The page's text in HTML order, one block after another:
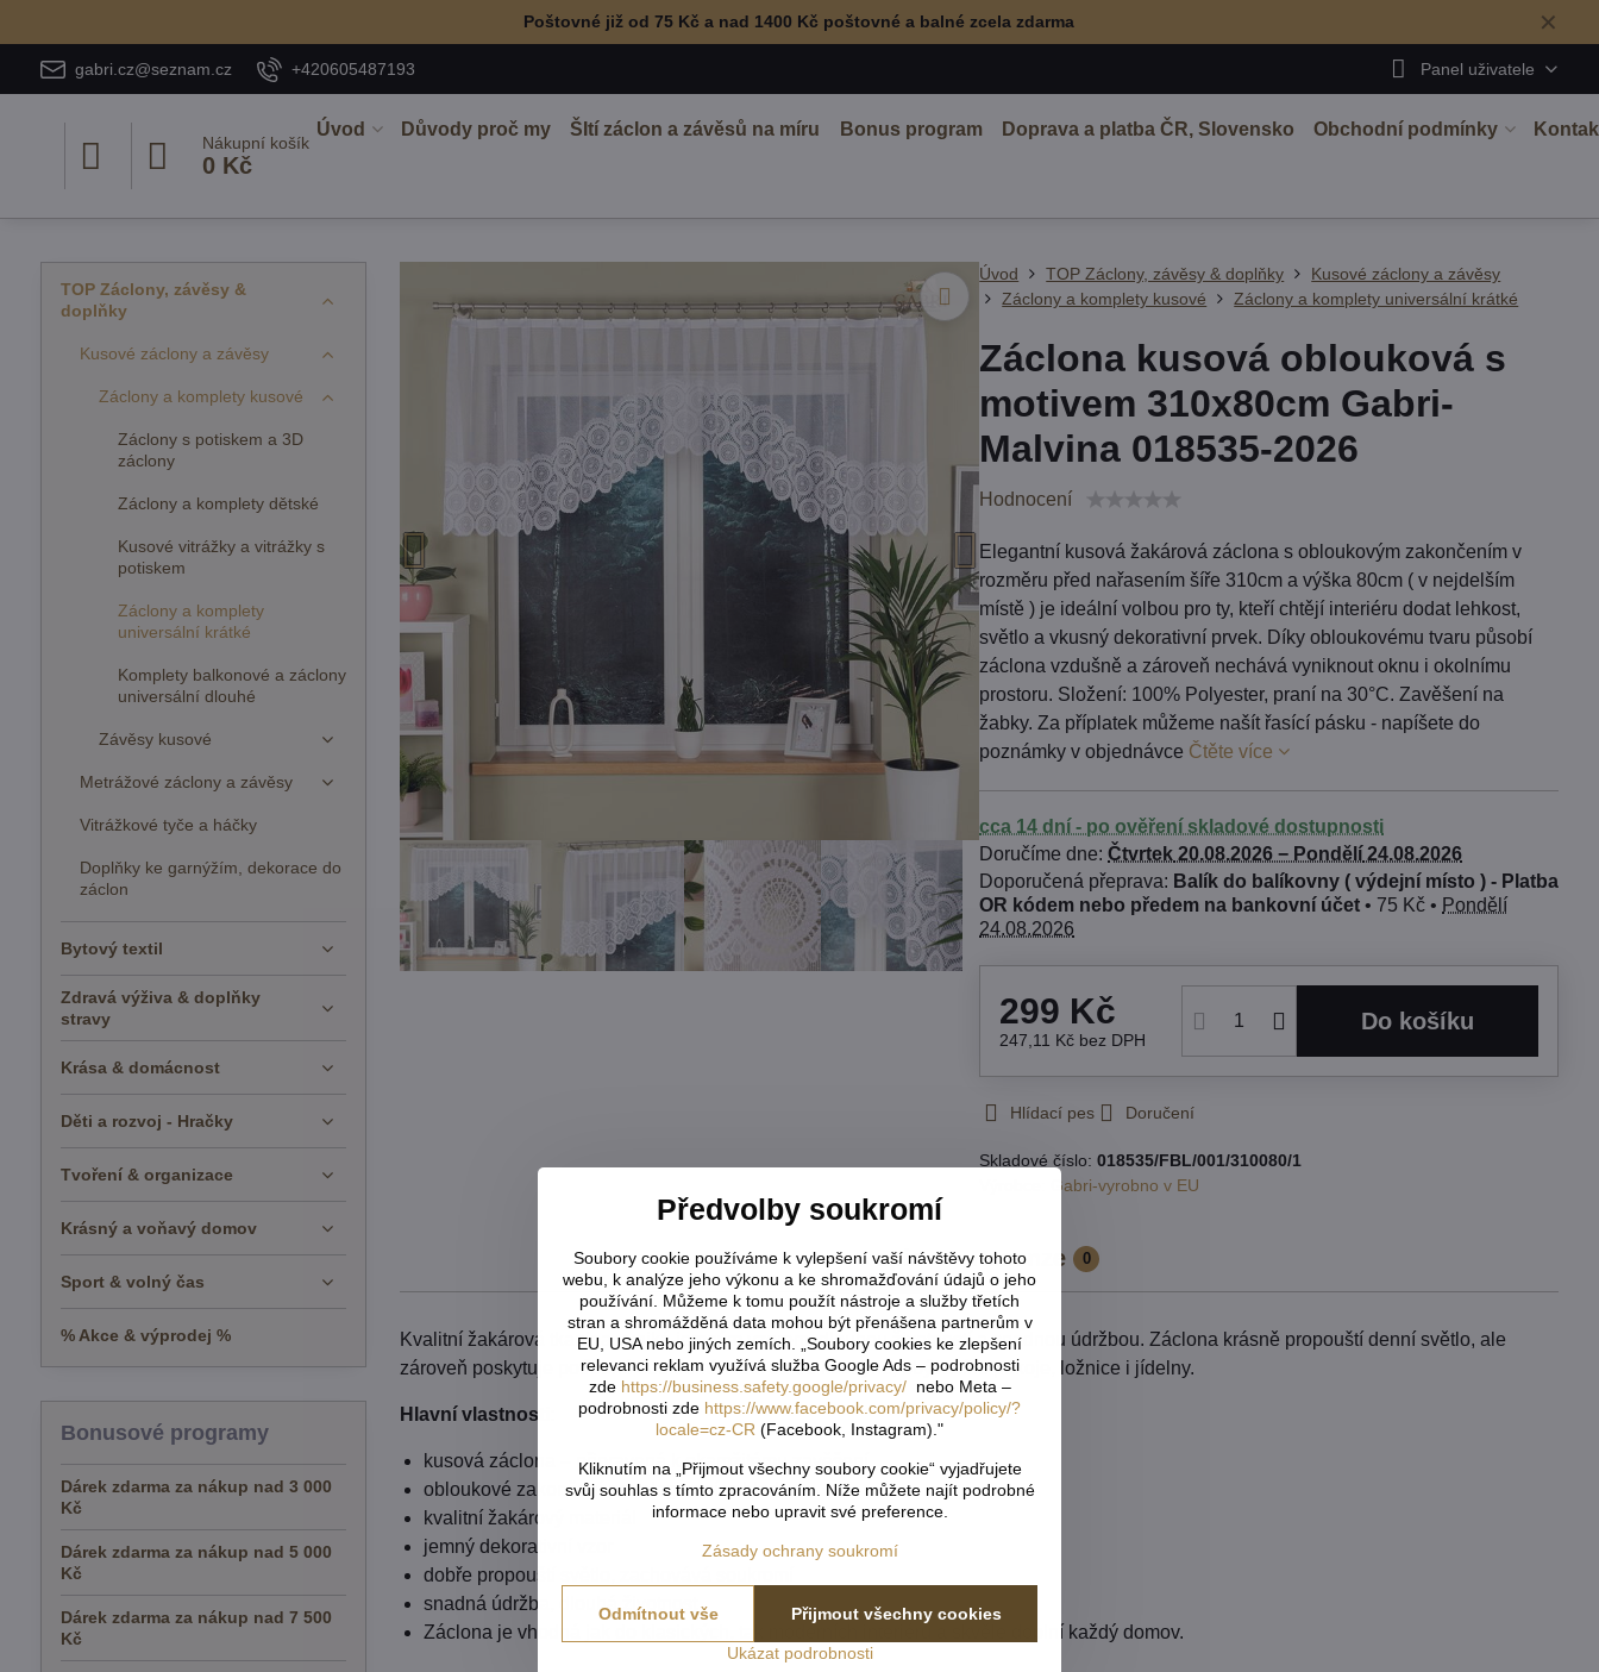
✕
Poštovné již od 75 Kč a nad 1400 Kč poštovné a balné zcela zdarma
gabri.cz@seznam.cz +420605487193 Panel uživatele
Nákupní košík
0 Kč
Úvod Důvody proč my ŠItí záclon a závěsů na míru Bonus program Doprava a platba ČR, Slovensko Obchodní podmínky
Úvod TOP Záclony, závěsy & doplňky
Kusové záclony a závěsy
Záclony a komplety kusové
Záclony a komplety universální krátké
Záclona kusová oblouková s
motivem 310x80cm Gabri-
Malvina 018535-2026
Hodnocení
Elegantní kusová žakárová záclona s obloukovým zakončením v
rozměru před nařasením šíře 310cm a výška 80cm ( v nejdelším
místě ) je ideální volbou pro ty, kteří chtějí interiéru dodat lehkost,
světlo a vkusný dekorativní prvek. Díky obloukovému tvaru působí
záclona vzdušně a zároveň nechává vyniknout oknu i okolnímu
prostoru. Složení: 100% Polyester, praní na 30°C. Zavěšení na
žabky. Za příplatek můžeme našít řasící pásku - napíšete do
poznámky v objednávce Čtěte více
cca 14 dní - po ověření skladové dostupnosti
Doručíme dne:Čtvrtek 20.08.2026 − Pondělí 24.08.2026
Balík do balíkovny ( výdejní místo ) - Platba
OR kódem nebo předem na bankovní účet• 75 Kč • Pondělí
24.08.2026
299 Kč
247,11 Kč bez DPH
Do košíku
Hlídací pes Doručení
Skladové číslo:018535/FBL/001/310080/1
Gabri-vyrobno v EU
Popis Recenze 0
Kvalitní žakárová tkanina vyniká jemným vzorem, dlouhou životností a snadnou údržbou. Záclona krásně propouští denní světlo, ale
zároveň poskytuje potřebné soukromí. Hodí se do kuchyně, obývacího pokoje, ložnice i jídelny.
Hlavní vlastnosti:
kusová záclona – připravená k okamžitému zavěšení
obloukové zakončení pro elegantní vzhled
kvalitní žakárový materiál
jemný dekorativní vzor
dobře propouští světlo, zachovává soukromí
snadná údržba, dlouhá životnost
Záclona je vhodná jak do klasických, tak moderních interiérů a skvěle doplní každý domov.
TOP Záclony, závěsy &
doplňky
Kusové záclony a závěsy
Záclony a komplety kusové
Záclony s potiskem a 3D
záclony
Záclony a komplety dětské
Kusové vitrážky a vitrážky s
potiskem
Záclony a komplety
universální krátké
Komplety balkonové a záclony
universální dlouhé
Závěsy kusové
Metrážové záclony a závěsy
Vitrážkové tyče a háčky
Doplňky ke garnýžím, dekorace do
záclon
Bytový textil
Zdravá výživa & doplňky
stravy
Krása & domácnost
Děti a rozvoj - Hračky
Tvoření & organizace
Krásný a voňavý domov
Sport & volný čas
% Akce & výprodej %
Bonusové programy
Dárek zdarma za nákup nad 3 000
Kč
Dárek zdarma za nákup nad 5 000
Kč
Dárek zdarma za nákup nad 7 500
Kč
Předvolby soukromí
Soubory cookie používáme k vylepšení vaší návštěvy tohoto
webu, k analýze jeho výkonu a ke shromažďování údajů o jeho
používání. Můžeme k tomu použít nástroje a služby třetích
stran a shromážděná data mohou být přenášena partnerům v
EU, USA nebo jiných zemích. „Soubory cookies ke zlepšení
relevanci reklam využívá služba Google Ads – podrobnosti
zde https://business.safety.google/privacy/nebo Meta –
podrobnosti zde https://www.facebook.com/privacy/policy/?
locale=cz-CR (Facebook, Instagram)."
Kliknutím na „Přijmout všechny soubory cookie“ vyjadřujete
svůj souhlas s tímto zpracováním. Níže můžete najít podrobné
informace nebo upravit své preference.
Zásady ochrany soukromí
Ukázat podrobnosti
Přijmout všechny cookies
Odmítnout vše